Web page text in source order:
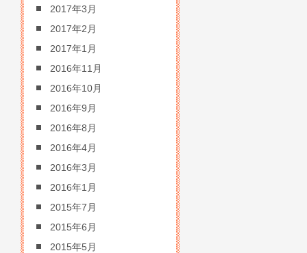
2017年3月
2017年2月
2017年1月
2016年11月
2016年10月
2016年9月
2016年8月
2016年4月
2016年3月
2016年1月
2015年7月
2015年6月
2015年5月